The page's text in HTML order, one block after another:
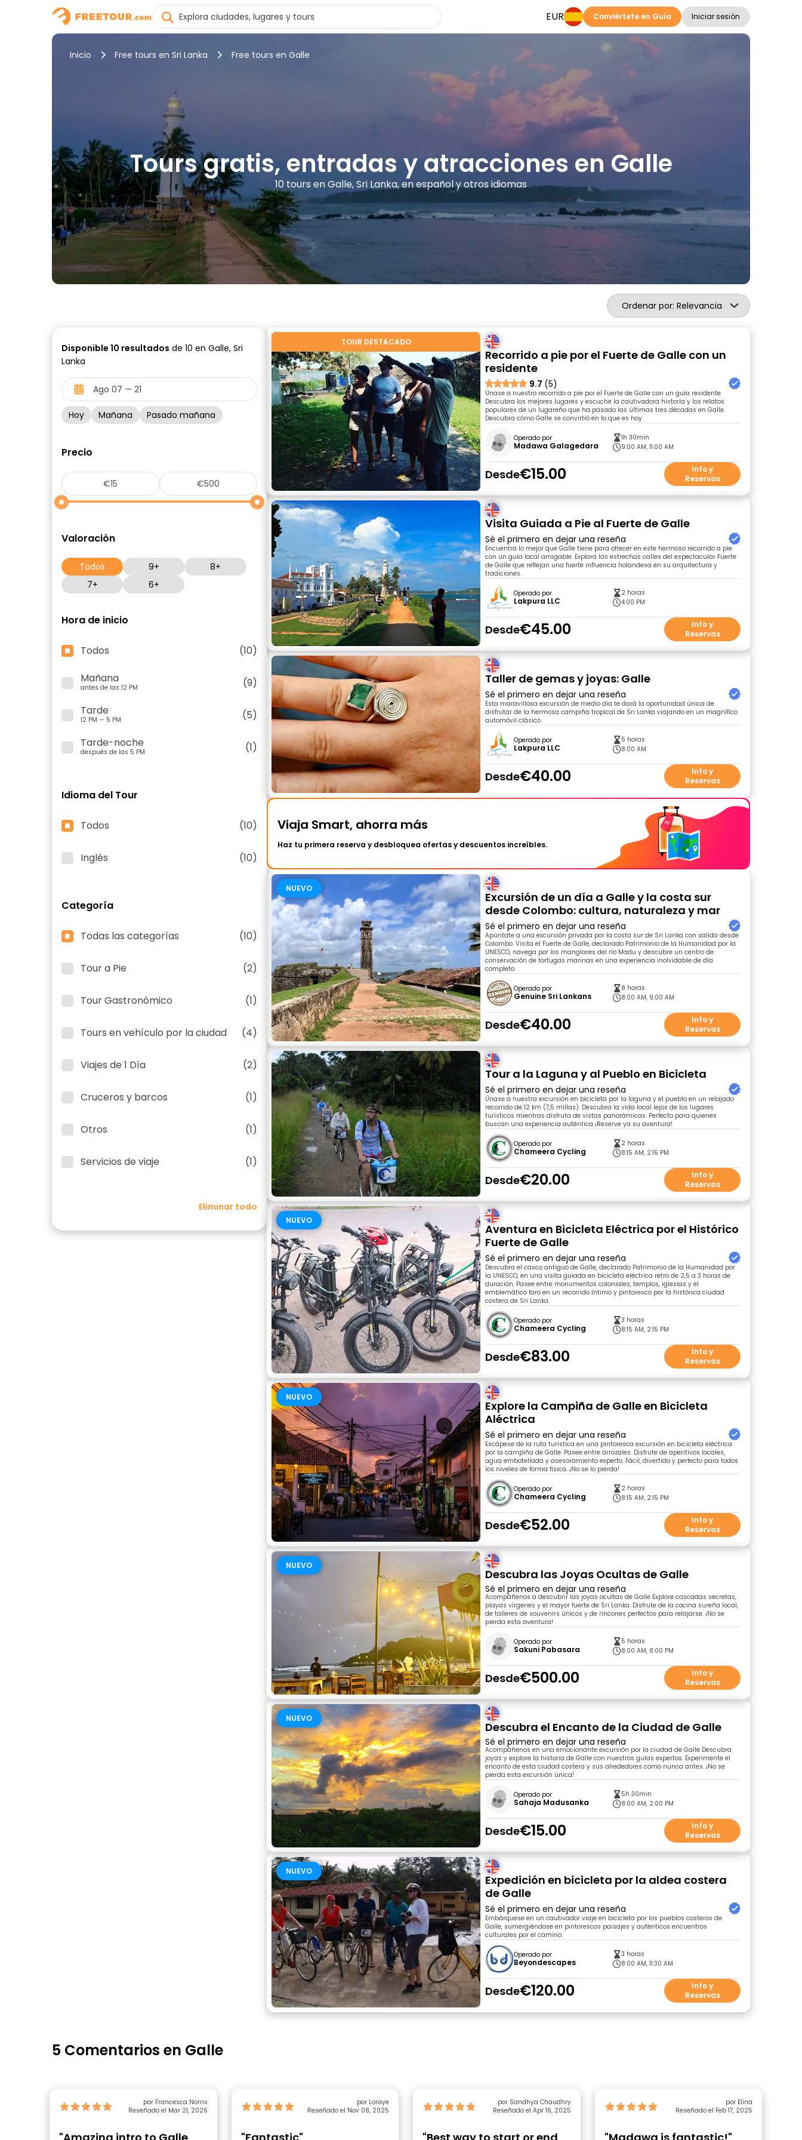
EUR Conviértete en Guía Iniciar sesión
Inicio Free tours en Sri Lanka Free tours en Galle
Tours gratis, entradas y atracciones en Galle
10 tours en Galle, Sri Lanka, en español y otros idiomas
Ordenar por: Relevancia
Disponible 10 resultados de 10 en Galle, Sri
Lanka
Hoy Mañana Pasado mañana
Precio
Valoración
Todos 9+
8+
7+
6+
Hora de inicio
Todos
(10)
Mañana
antes de las 12 PM
(9)
Tarde
12 PM — 5 PM
(5)
Tarde-noche
después de las 5 PM (1)
Idioma del Tour
Todos (10)
Inglés (10)
Categoría
Todas las categorías (10)
Tour a Pie (2)
Tour Gastronómico (1)
Tours en vehículo por la ciudad (4)
Viajes de 1 Día (2)
Cruceros y barcos (1)
Otros (1)
Servicios de viaje (1)
Eliminar todo
TOUR DESTACADO
Recorrido a pie por el Fuerte de Galle con un
residente
9.7 (5)
Únase a nuestro recorrido a pie por el Fuerte de Galle con un guía residente
Descubra los mejores lugares y escuche la cautivadora historia y los relatos
populares de un lugareño que ha pasado las últimas tres décadas en Galle.
Descubra cómo Galle se convirtió en lo que es hoy
Operado por
Madawa Galagedara
1h 30min
9:00 AM, 11:00 AM
Desde€15.00
Info y
Reservas
Visita Guiada a Pie al Fuerte de Galle
Sé el primero en dejar una reseña
Encuentra lo mejor que Galle tiene para ofrecer en este hermoso recorrido a pie
con un guía local amigable. Explora las estrechas calles del espectacular Fuerte
de Galle que reflejan una fuerte influencia holandesa en su arquitectura y
tradiciones.
Operado por
Lakpura LLC
2 horas
4:00 PM
Desde€45.00
Info y
Reservas
Taller de gemas y joyas: Galle
Sé el primero en dejar una reseña
Esta maravillosa excursión de medio día te dará la oportunidad única de
disfrutar de la hermosa campiña tropical de Sri Lanka viajando en un magnífico
automóvil clásico.
Operado por
Lakpura LLC
5 horas
8:00 AM
Desde€40.00
Info y
Reservas
Viaja Smart, ahorra más
Haz tu primera reserva y desbloquea ofertas y descuentos increíbles.
NUEVO
Excursión de un día a Galle y la costa sur
desde Colombo: cultura, naturaleza y mar
Sé el primero en dejar una reseña
Apúntate a una excursión privada por la costa sur de Sri Lanka con salida desde
Colombo. Visita el Fuerte de Galle, declarado Patrimonio de la Humanidad por la
UNESCO, navega por los manglares del río Madu y descubre un centro de
conservación de tortugas marinas en una experiencia inolvidable de día
completo.
Operado por
Genuine Sri Lankans
8 horas
8:00 AM, 9:00 AM
Desde€40.00
Info y
Reservas
Tour a la Laguna y al Pueblo en Bicicleta
Sé el primero en dejar una reseña
Únase a nuestra excursión en bicicleta por la laguna y el pueblo en un relajado
recorrido de 12 km (7,5 millas). Descubra la vida local lejos de los lugares
turísticos mientras disfruta de vistas panorámicas. Perfecto para quienes
buscan una experiencia auténtica ¡Reserve ya su aventura!
Operado por
Chameera Cycling
2 horas
8:15 AM, 2:15 PM
Desde€20.00
Info y
Reservas
NUEVO
Aventura en Bicicleta Eléctrica por el Histórico
Fuerte de Galle
Sé el primero en dejar una reseña
Descubra el casco antiguo de Galle, declarado Patrimonio de la Humanidad por
la UNESCO, en una visita guiada en bicicleta eléctrica retro de 2,5 a 3 horas de
duración. Pasee entre monumentos coloniales, templos, iglesias y el
emblemático faro en un recorrido íntimo y pintoresco por la histórica ciudad
costera de Sri Lanka.
Operado por
Chameera Cycling
3 horas
8:15 AM, 2:15 PM
Desde€83.00
Info y
Reservas
NUEVO
Explore la Campiña de Galle en Bicicleta
Aléctrica
Sé el primero en dejar una reseña
Escápese de la ruta turística en una pintoresca excursión en bicicleta eléctrica
por la campiña de Galle. Pasee entre arrozales. Disfrute de aperitivos locales,
agua embotellada y asesoramiento experto. Fácil, divertido y perfecto para todos
los niveles de forma física. ¡No se lo pierda!
Operado por
Chameera Cycling
2 horas
8:15 AM, 2:15 PM
Desde€52.00
Info y
Reservas
NUEVO
Descubra las Joyas Ocultas de Galle
Sé el primero en dejar una reseña
Acompáñenos a descubrir las joyas ocultas de Galle Explore cascadas secretas,
playas vírgenes y el mayor fuerte de Sri Lanka. Disfrute de la cocina sureña local,
de talleres de souvenirs únicos y de rincones perfectos para relajarse. ¡No se
pierda esta aventura!
Operado por
Sakuni Pabasara
5 horas
8:00 AM, 8:00 PM
Desde€500.00
Info y
Reservas
NUEVO
Descubra el Encanto de la Ciudad de Galle
Sé el primero en dejar una reseña
Acompáñenos en una emocionante excursión por la ciudad de Galle Descubra
joyas y explore la historia de Galle con nuestros guías expertos. Experimente el
encanto de esta ciudad costera y sus alrededores como nunca antes. ¡No se
pierda esta excursión única!
Operado por
Sahaja Madusanka
5h 30min
8:00 AM, 2:00 PM
Desde€15.00
Info y
Reservas
NUEVO
Expedición en bicicleta por la aldea costera
de Galle
Sé el primero en dejar una reseña
Embárquese en un cautivador viaje en bicicleta por los pueblos costeros de
Galle, sumergiéndose en pintorescos paisajes y auténticos encuentros
culturales por el camino.
Operado por
Beyondescapes
3 horas
8:00 AM, 11:30 AM
Desde€120.00
Info y
Reservas
5 Comentarios en Galle
por Francesca Norris
Reseñado el Mar 21, 2026
por Loraye
Reseñado el Nov 08, 2025
por Sandhya Chaudhry
Reseñado el Apr 16, 2025
por Elina
Reseñado el Feb 17, 2025